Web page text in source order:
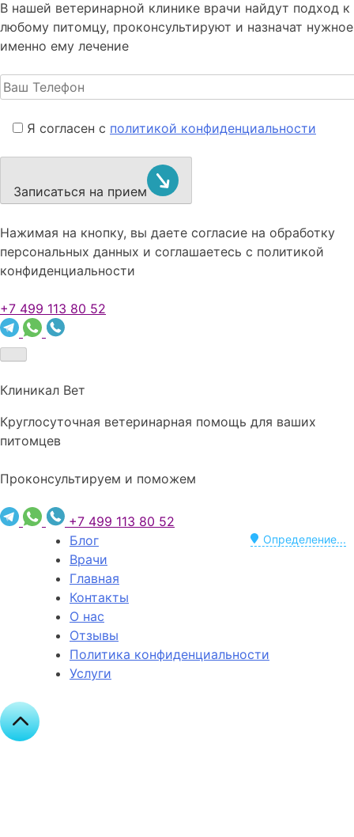
В нашей ветеринарной клинике врачи найдут подход к
любому питомцу, проконсультируют и назначат нужное
именно ему лечение
Я согласен с политикой конфиденциальности
Записаться на прием
Нажимая на кнопку, вы даете согласие на обработку
персональных данных и соглашаетесь c политикой
конфиденциальности
+7 499 113 80 52
Клиникал Вет
Круглосуточная ветеринарная помощь для ваших
питомцев
Проконсультируем и поможем
+7 499 113 80 52
Определение...
Блог
Врачи
Главная
Контакты
О нас
Отзывы
Политика конфиденциальности
Услуги